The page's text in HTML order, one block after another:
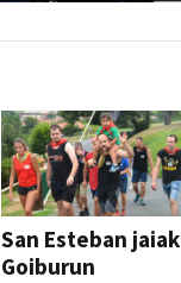
San Esteban jaiak
Goiburun